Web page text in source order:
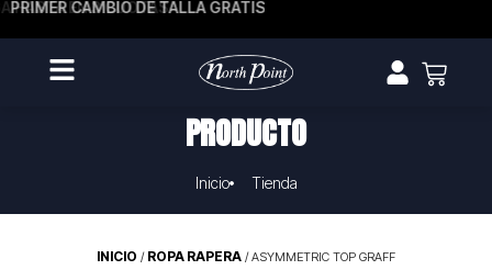
HASTA EN 3 CUOTAS
PRIMER CAMBIO DE TALLA GRATIS
PRODUCTO
Inicio Tienda
INICIO / ROPA RAPERA / ASYMMETRIC TOP GRAFF